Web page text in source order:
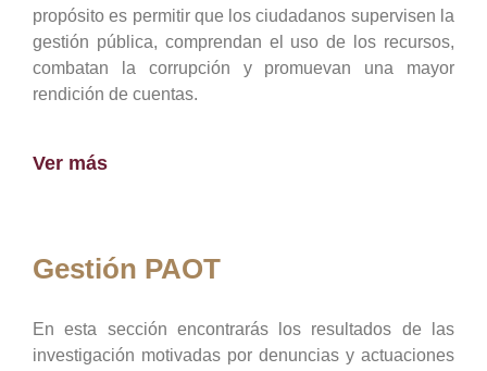
propósito es permitir que los ciudadanos supervisen la
gestión pública, comprendan el uso de los recursos,
combatan la corrupción y promuevan una mayor
rendición de cuentas.
Ver más
Gestión PAOT
En esta sección encontrarás los resultados de las
investigación motivadas por denuncias y actuaciones